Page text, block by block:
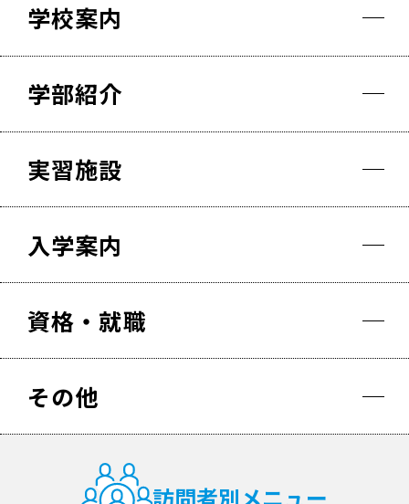
学校案内
学部紹介
実習施設
入学案内
資格・就職
その他
訪問者別メニュー